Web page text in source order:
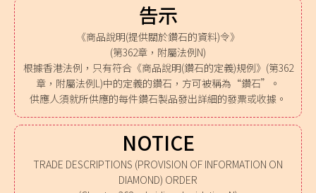
告示
《商品說明(提供關於鑽石的資料)令》
(第362章，附屬法例N)
根據香港法例，只有符合《商品說明(鑽石的定義)規例》(第362
章，附屬法例L)中的定義的鑽石，方可被稱為“鑽石”。
供應人須就所供應的每件鑽石製品發出詳細的發票或收據。
NOTICE
TRADE DESCRIPTIONS (PROVISION OF INFORMATION ON
DIAMOND) ORDER